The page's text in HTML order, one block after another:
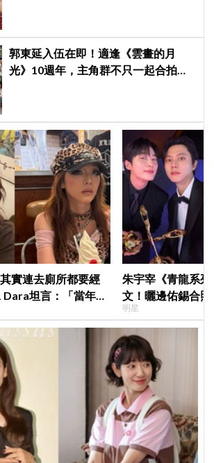
郭東延入伍在即！適逢《雲畫的月
光》10週年，主角群不只一起合拍畫
實連去廁所都要經
坦言：「當年超
朱宇宰《青龍系
文！曬邊佑錫合
一起站上頒獎舞台
明星